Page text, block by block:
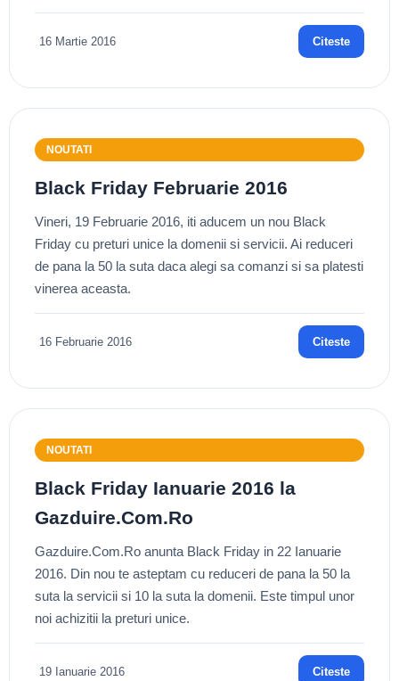
16 Martie 2016 Citeste
NOUTATI
Black Friday Februarie 2016
Vineri, 19 Februarie 2016, iti aducem un nou Black
Friday cu preturi unice la domenii si servicii. Ai reduceri
de pana la 50 la suta daca alegi sa comanzi si sa platesti
vinerea aceasta.
16 Februarie 2016 Citeste
NOUTATI
Black Friday Ianuarie 2016 la
Gazduire.Com.Ro
Gazduire.Com.Ro anunta Black Friday in 22 Ianuarie
2016. Din nou te asteptam cu reduceri de pana la 50 la
suta la servicii si 10 la suta la domenii. Este timpul unor
noi achizitii la preturi unice.
19 Ianuarie 2016 Citeste